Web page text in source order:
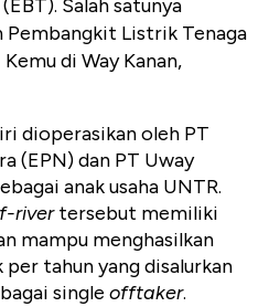
Salah satunya
Pembangkit Listrik Tenaga
di Way Kanan,
dioperasikan oleh PT
(EPN) dan PT Uway
anak usaha UNTR.
rivertersebut memiliki
mampu menghasilkan
tahun yang disalurkan
single offtaker.